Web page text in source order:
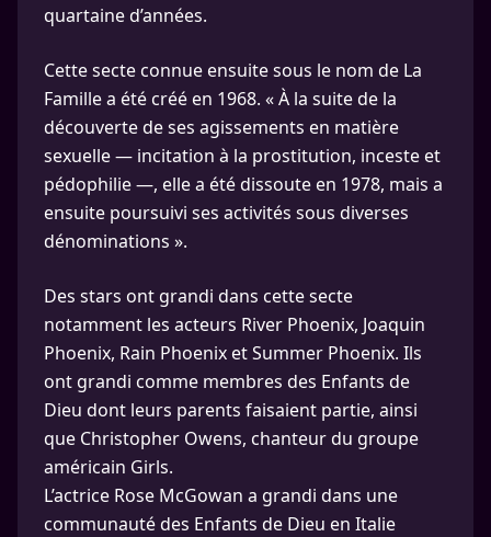
quartaine d’années.
Cette secte connue ensuite sous le nom de La
Famille a été créé en 1968. « À la suite de la
découverte de ses agissements en matière
sexuelle — incitation à la prostitution, inceste et
pédophilie —, elle a été dissoute en 1978, mais a
ensuite poursuivi ses activités sous diverses
dénominations ».
Des stars ont grandi dans cette secte
notamment les acteurs River Phoenix, Joaquin
Phoenix, Rain Phoenix et Summer Phoenix. Ils
ont grandi comme membres des Enfants de
Dieu dont leurs parents faisaient partie, ainsi
que Christopher Owens, chanteur du groupe
américain Girls.
L’actrice Rose McGowan a grandi dans une
communauté des Enfants de Dieu en Italie